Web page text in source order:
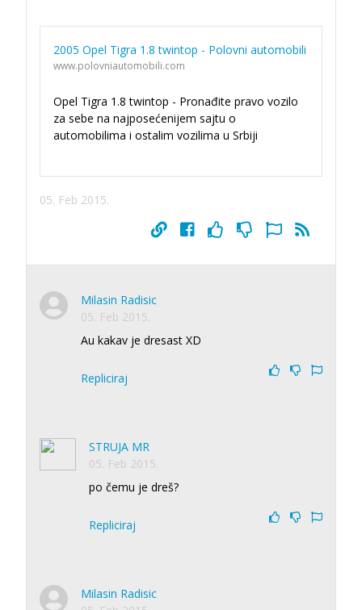
2005 Opel Tigra 1.8 twintop - Polovni automobili
www.polovniautomobili.com
Opel Tigra 1.8 twintop - Pronađite pravo vozilo
za sebe na najposećenijem sajtu o
automobilima i ostalim vozilima u Srbiji
05. Feb 2015.
Milasin Radisic
05. Feb 2015.
Au kakav je dresast XD
Repliciraj
STRUJA MR
05. Feb 2015.
po čemu je dreš?
Repliciraj
Milasin Radisic